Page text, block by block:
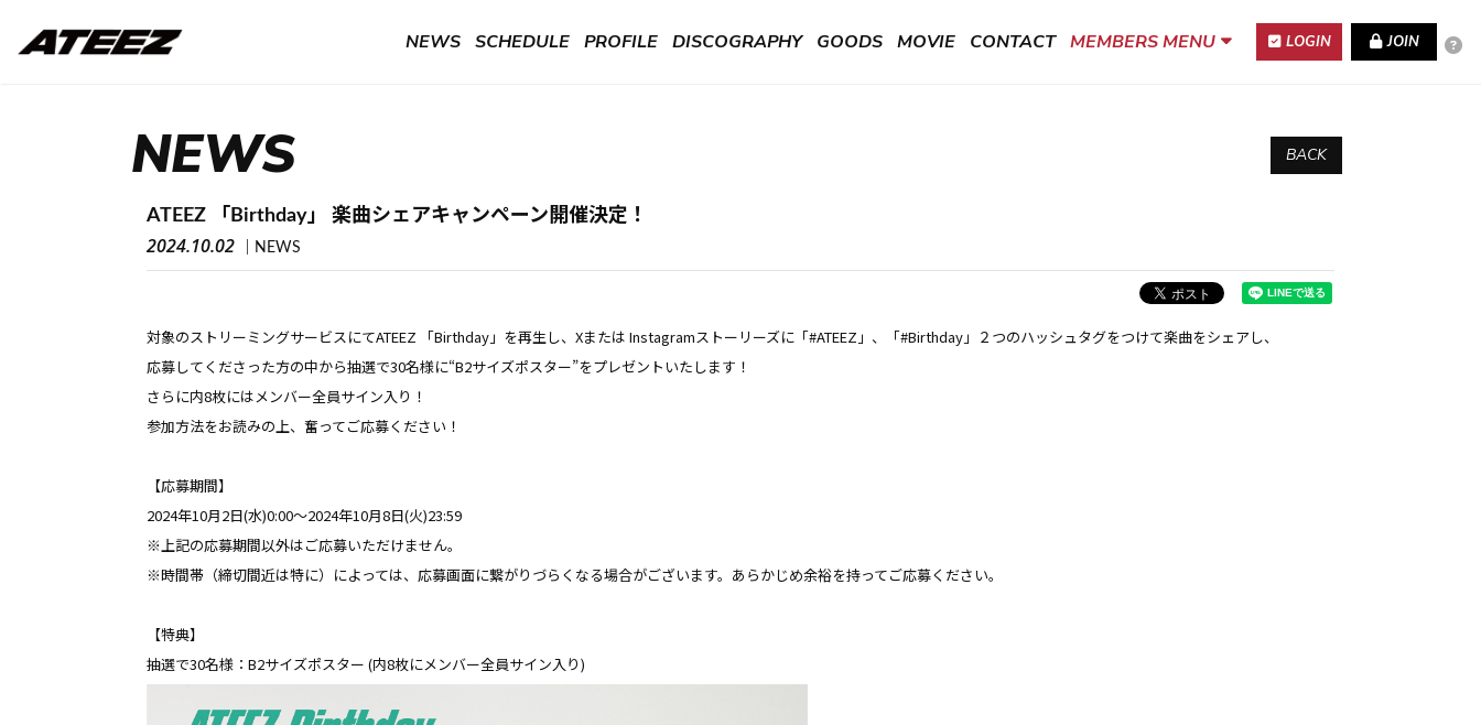
NEWS SCHEDULE PROFILE DISCOGRAPHY GOODS MOVIE CONTACT MEMBERS MENU LOGIN JOIN
NEWS BACK
ATEEZ 「Birthday」 楽曲シェアキャンペーン開催決定！
2024.10.02 NEWS
対象のストリーミングサービスにてATEEZ 「Birthday」を再生し、Xまたは Instagramストーリーズに「#ATEEZ」、「#Birthday」２つのハッシュタグをつけて楽曲をシェアし、
応募してくださった方の中から抽選で30名様に“B2サイズポスター”をプレゼントいたします！
さらに内8枚にはメンバー全員サイン入り！
参加方法をお読みの上、奮ってご応募ください！
【応募期間】
2024年10月2日(水)0:00〜2024年10月8日(火)23:59
※上記の応募期間以外はご応募いただけません。
※時間帯（締切間近は特に）によっては、応募画面に繋がりづらくなる場合がございます。あらかじめ余裕を持ってご応募ください。
【特典】
抽選で30名様：B2サイズポスター (内8枚にメンバー全員サイン入り)